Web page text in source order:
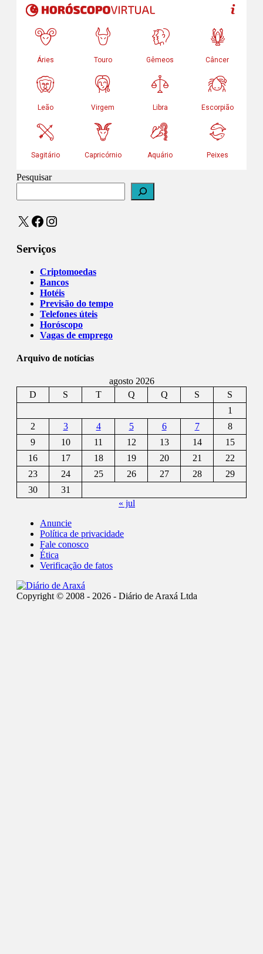
Pesquisar
X Facebook
Instagram
Serviços
Criptomoedas
Bancos
Hotéis
Previsão do tempo
Telefones úteis
Horóscopo
Vagas de emprego
Arquivo de notícias
agosto 2026
D
S T Q Q S
S
1
2
3 4 5 6 7
8
9
10 11 12 13 14
15
16
17 18 19 20 21
22
23
24 25 26 27 28
29
30
31
« jul
Anuncie
Política de privacidade
Fale conosco
Ética
Verificação de fatos
Copyright © 2008 - 2026 - Diário de Araxá Ltda